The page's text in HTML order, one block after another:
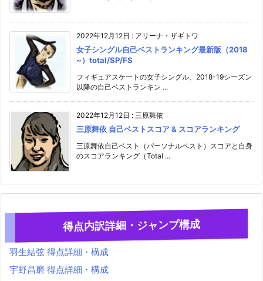
2022年12月12日 : アリーナ・ザギトワ
女子シングル自己ベストランキング最新版（2018
~）total/SP/FS
フィギュアスケートの女子シングル、2018-19シーズン
以降の自己ベストランキン ...
2022年12月12日 : 三原舞依
三原舞依 自己ベストスコア & スコアランキング
三原舞依自己ベスト（パーソナルベスト）スコアと自身
のスコアランキング（Total ...
得点内訳詳細・ジャンプ構成
羽生結弦 得点詳細・構成
宇野昌磨 得点詳細・構成